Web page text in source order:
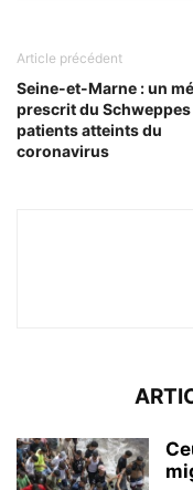
Article précédent
Seine-et-Marne : un
prescrit du Schweppes
patients atteints du
coronavirus